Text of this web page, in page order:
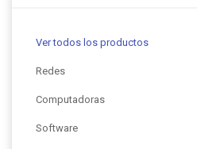
Ver todos los productos
Redes
Computadoras
Software